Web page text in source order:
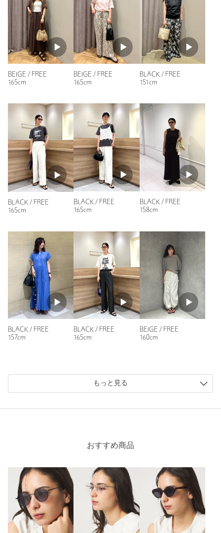
洗濯表示 洗濯表示について
商品番号 3644-5-000010
ない細めのフレームなので、使いやすいです。
年代： 30代前半
身長： 154cm
参考になった
ニックネーム： 柴しば
投稿日： 2026年7月19日
購入カラー：BEIGE
ちょっと色の薄いサングラスが欲しくて購入しました。お手頃
の値段ですが安っぽくないです。かけていると耳が痛くなるの
で−★1とさせていただきました。
性別： 女性
年代：
参考になった
※レビューは、個人の主観による感想・体感によるもので、商品の効果や性
能を保証するものではありません。
BEIGE / FREE
165cm
BEIGE / FREE
165cm
BLACK / FREE
151cm
BLACK / FREE
165cm
BLACK / FREE
165cm
BLACK / FREE
158cm
BLACK / FREE
157cm
BLACK / FREE
165cm
BEIGE / FREE
160cm
もっと見る
おすすめ商品